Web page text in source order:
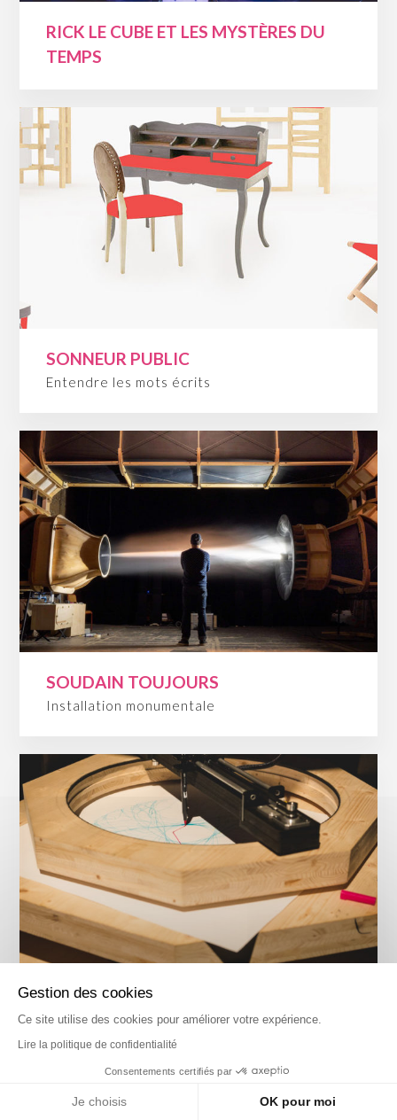
RICK LE CUBE ET LES MYSTÈRES DU
TEMPS
SONNEUR PUBLIC
Entendre les mots écrits
SOUDAIN TOUJOURS
Installation monumentale
Installation à captation sonore
Gestion des cookies
Ce site utilise des cookies pour améliorer votre expérience.
Lire la politique de confidentialité
Consentements certifiés par
Je choisis OK pour moi